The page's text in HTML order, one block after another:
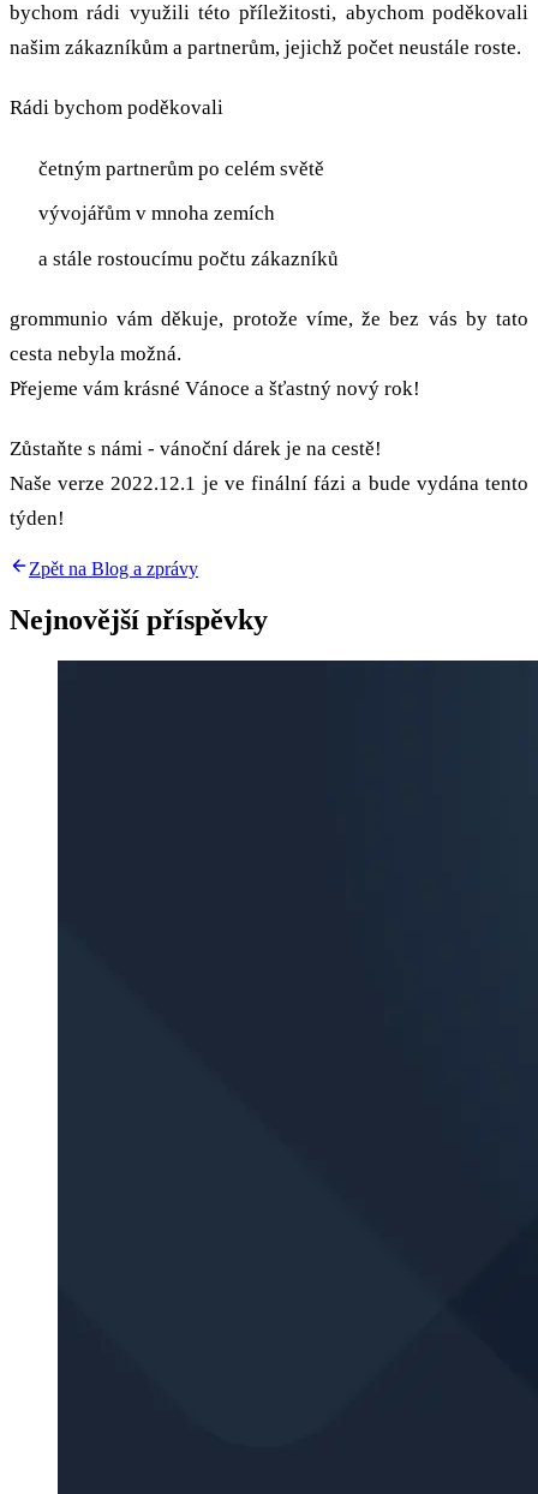
bychom rádi využili této příležitosti, abychom poděkovali
našim zákazníkům a partnerům, jejichž počet neustále roste.
Rádi bychom poděkovali
četným partnerům po celém světě
vývojářům v mnoha zemích
a stále rostoucímu počtu zákazníků
grommunio vám děkuje, protože víme, že bez vás by tato
cesta nebyla možná.
Přejeme vám krásné Vánoce a šťastný nový rok!
Zůstaňte s námi - vánoční dárek je na cestě!
Naše verze 2022.12.1 je ve finální fázi a bude vydána tento
týden!
Zpět na Blog a zprávy
Nejnovější příspěvky